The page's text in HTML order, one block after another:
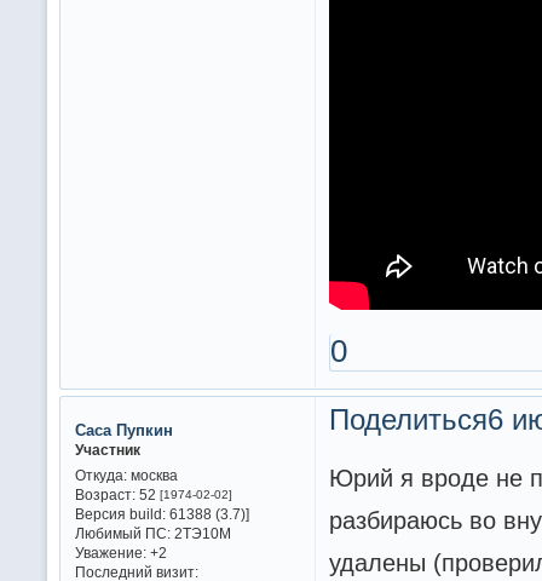
0
Поделиться6
Саса Пупкин
Участник
Откуда:москва
Возраст:52 [1974-02-02]
Версия build:61388 (3.7)]
Любимый ПС:2ТЭ10М
Уважение: +2
Последний визит:
Юрий я вроде не
разбираюсь во
удалены